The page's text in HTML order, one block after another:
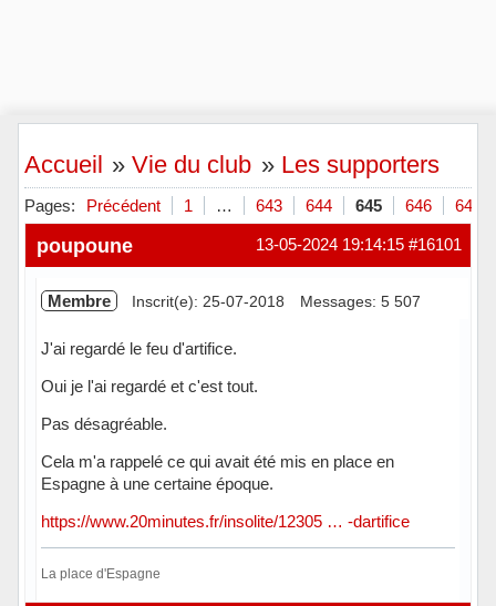
Accueil »Vie du club » Les supporters
Pages: Précédent 1 … 643 644 645 646 647
#16101
13-05-2024 19:14:15
poupoune
Membre Inscrit(e): 25-07-2018 Messages: 5 507
J'ai regardé le feu d'artifice.
Oui je l'ai regardé et c'est tout.
Pas désagréable.
Cela m'a rappelé ce qui avait été mis en place en
Espagne à une certaine époque.
https://www.20minutes.fr/insolite/12305 … -dartifice
La place d'Espagne